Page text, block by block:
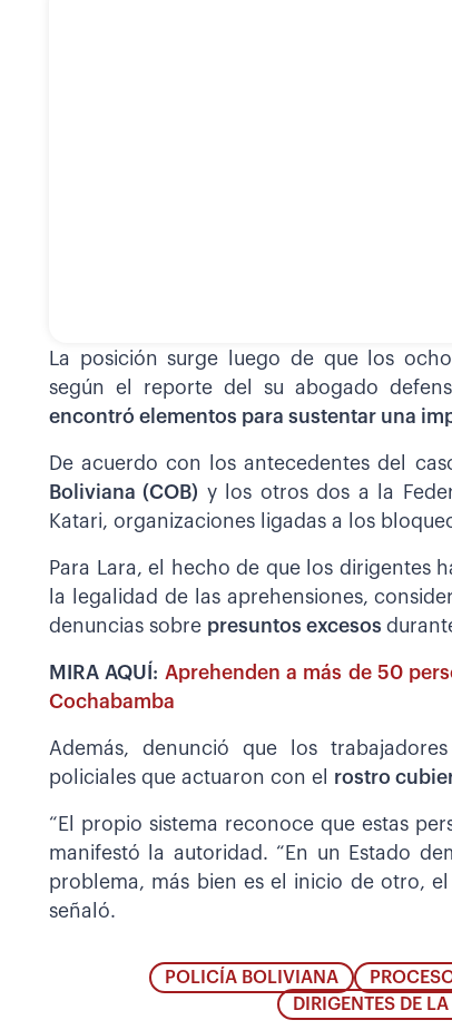
La posición surge luego de que los
según el reporte del su abogado
encontró elementos para sustentar una
De acuerdo con los antecedentes del
Boliviana (COB) y los otros dos a la
Katari, organizaciones ligadas a los
Para Lara, el hecho de que los dirigentes
la legalidad de las aprehensiones,
denuncias sobre presuntos excesos
MIRA AQUÍ: Aprehenden a más de 50
Cochabamba
Además, denunció que los
policiales que actuaron con el rostro
“El propio sistema reconoce que estas
manifestó la autoridad. “En un Estado
problema, más bien es el inicio de otro,
señaló.
POLICÍA BOLIVIANA
DIRIGENTES DE